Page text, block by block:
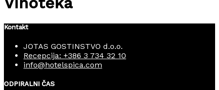
Kontakt
JOTAS GOSTINSTVO d.o.o.
Recepcija: +386 3 734 32 10
info@hotelspica.com
ODPIRALNI ČAS